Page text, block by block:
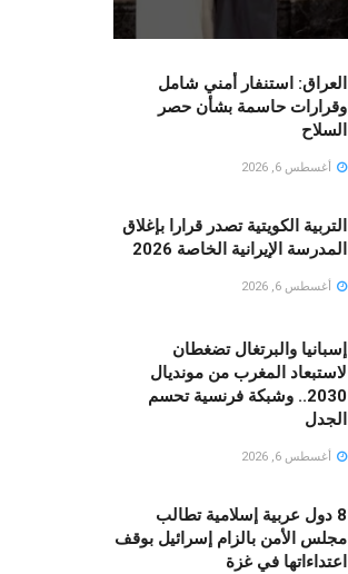
العراق: استنفار أمني شامل
وقرارات حاسمة بشأن حصر
السلاح
أغسطس 6, 2026
التربية الكويتية تصدر قرارا بإغلاق
المدرسة الإيرانية الخاصة 2026
أغسطس 6, 2026
إسبانيا والبرتغال تضغطان
لاستبعاد المغرب من مونديال
2030.. وشبكة فرنسية تحسم
الجدل
أغسطس 6, 2026
8 دول عربية إسلامية تطالب
مجلس الأمن بالزام إسرائيل بوقف
اعتداءاتها في غزة